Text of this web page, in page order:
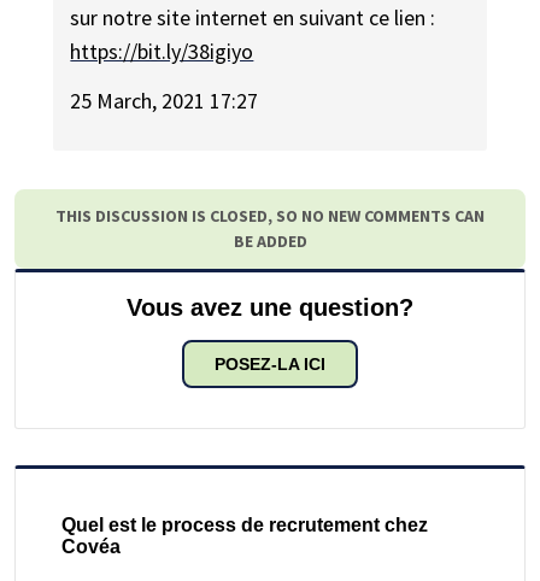
sur notre site internet en suivant ce lien :
https://bit.ly/38igiyo
25 March, 2021 17:27
THIS DISCUSSION IS CLOSED, SO NO NEW COMMENTS CAN
BE ADDED
Vous avez une question?
POSEZ-LA ICI
Quel est le process de recrutement chez
Covéa